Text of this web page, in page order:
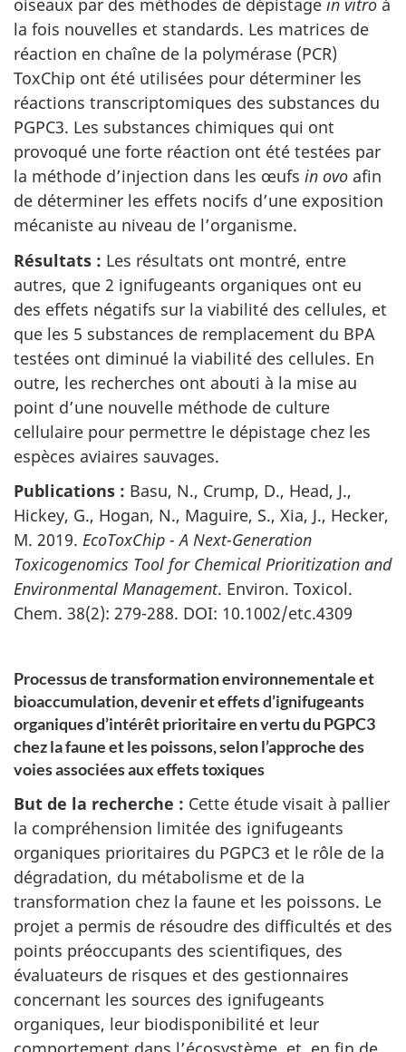
oiseaux par des méthodes de dépistage in vitro à
la fois nouvelles et standards. Les matrices de
réaction en chaîne de la polymérase (PCR)
ToxChip ont été utilisées pour déterminer les
réactions transcriptomiques des substances du
PGPC3. Les substances chimiques qui ont
provoqué une forte réaction ont été testées par
la méthode d’injection dans les œufs in ovo afin
de déterminer les effets nocifs d’une exposition
mécaniste au niveau de l’organisme.
Résultats : Les résultats ont montré, entre
autres, que 2 ignifugeants organiques ont eu
des effets négatifs sur la viabilité des cellules, et
que les 5 substances de remplacement du BPA
testées ont diminué la viabilité des cellules. En
outre, les recherches ont abouti à la mise au
point d’une nouvelle méthode de culture
cellulaire pour permettre le dépistage chez les
espèces aviaires sauvages.
Publications : Basu, N., Crump, D., Head, J.,
Hickey, G., Hogan, N., Maguire, S., Xia, J., Hecker,
M. 2019. EcoToxChip - A Next-Generation
Toxicogenomics Tool for Chemical Prioritization and
Environmental Management. Environ. Toxicol.
Chem. 38(2): 279-288. DOI: 10.1002/etc.4309
Processus de transformation environnementale et
bioaccumulation, devenir et effets d’ignifugeants
organiques d’intérêt prioritaire en vertu du PGPC3
chez la faune et les poissons, selon l’approche des
voies associées aux effets toxiques
But de la recherche : Cette étude visait à pallier
la compréhension limitée des ignifugeants
organiques prioritaires du PGPC3 et le rôle de la
dégradation, du métabolisme et de la
transformation chez la faune et les poissons. Le
projet a permis de résoudre des difficultés et des
points préoccupants des scientifiques, des
évaluateurs de risques et des gestionnaires
concernant les sources des ignifugeants
organiques, leur biodisponibilité et leur